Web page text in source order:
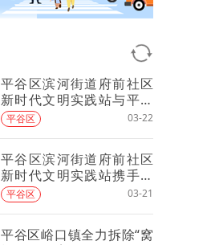
平谷区滨河街道府前社区
新时代文明实践站与平谷
一园开展“垃圾分类 从小做
起”主题实践活动
平谷区 03-22
平谷区滨河街道府前社区
新时代文明实践站携手平
谷一园开展“趣味拍手歌 唱
出文明城”健身活动
平谷区 03-21
平谷区峪口镇全力拆除“窝